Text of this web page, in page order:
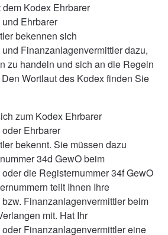
dem Kodex Ehrbarer
Ehrbarer
bekennen sich
Finanzanlagenvermittler dazu,
zu handeln und sich an die Regeln
Wortlaut des Kodex finden Sie
zum Kodex Ehrbarer
Ehrbarer
bekennt. Sie müssen dazu
34d GewO beim
die Registernummer 34f GewO
teilt Ihnen Ihre
Finanzanlagenvermittler beim
mit. Hat Ihr
Finanzanlagenvermittler eine